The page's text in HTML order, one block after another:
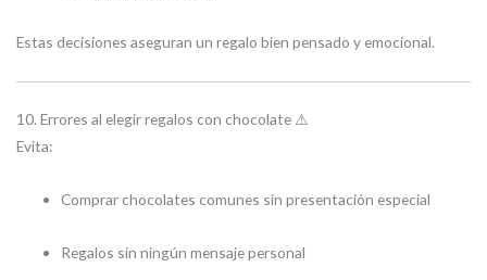
Estas decisiones aseguran un regalo bien pensado y emocional.
10. Errores al elegir regalos con chocolate ⚠️
Evita:
Comprar chocolates comunes sin presentación especial
Regalos sin ningún mensaje personal